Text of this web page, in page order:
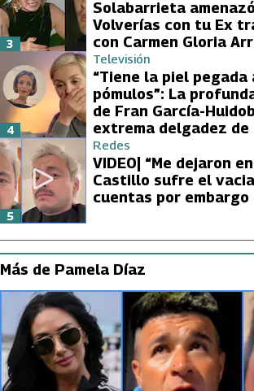
Solabarrieta
Volverías con tu Ex
con Carmen Gloria
3
Televisión
“Tiene la piel pegada
pómulos”: La
de Fran García-
extrema delgadez
4
Redes
VIDEO| “Me dejaron
Castillo sufre el
cuentas por embargo
5
Más de Pamela Díaz